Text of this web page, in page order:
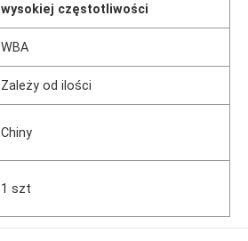
wysokiej częstotliwości
WBA
Zależy od ilości
Chiny
1 szt